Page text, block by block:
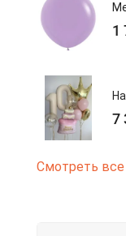
Набор шаров
цифрой
1
7
Смотреть все